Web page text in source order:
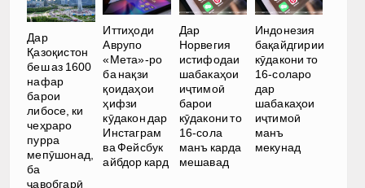
Дар
Қазоқистон
беш аз 1600
нафар
барои
либосе, ки
чеҳраро
пурра
мепӯшонад,
ба
ҷавобгарӣ
Иттиҳоди
Аврупо
«Мета»-ро
ба нақзи
қоидаҳои
ҳифзи
кӯдакон дар
Инстаграм
ва Фейсбук
айбдор кард
Дар
Норвегия
истифодаи
шабакаҳои
иҷтимоӣ
барои
кӯдакони то
16-сола
манъ карда
мешавад
Индонезия
бақайдгирии
кӯдакони то
16-соларо
дар
шабакаҳои
иҷтимоӣ
манъ
мекунад